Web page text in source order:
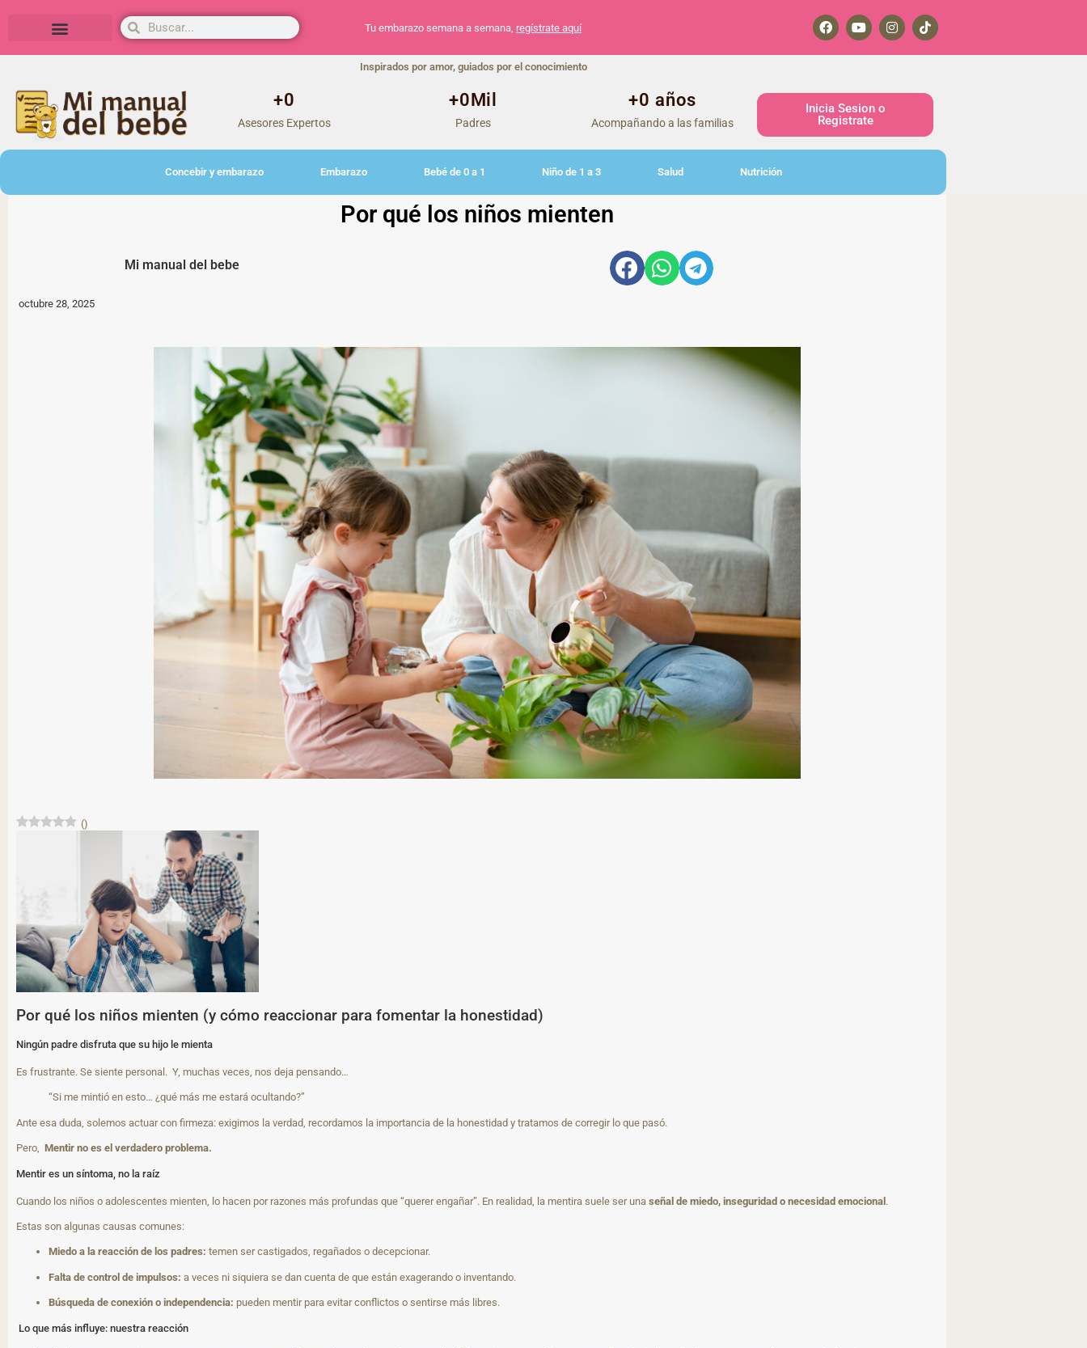
Tu embarazo semana a semana, regístrate aquí
Inspirados por amor, guiados por el conocimiento
Asesores Expertos
+0
Padres
+0Mil
Acompañando a las familias
+0 años
Inicia Sesion o
Registrate
Concebir y embarazo Embarazo Bebé de 0 a 1 Niño de 1 a 3 Salud Nutrición
Por qué los niños mienten
Mi manual del bebe
octubre 28, 2025
()
Por qué los niños mienten (y cómo reaccionar para fomentar la honestidad)
Ningún padre disfruta que su hijo le mienta
Es frustrante. Se siente personal. Y, muchas veces, nos deja pensando…
“Si me mintió en esto… ¿qué más me estará ocultando?”
Ante esa duda, solemos actuar con firmeza: exigimos la verdad, recordamos la importancia de la honestidad y tratamos de corregir lo que pasó.
Pero, Mentir no es el verdadero problema.
Mentir es un síntoma, no la raíz
Cuando los niños o adolescentes mienten, lo hacen por razones más profundas que “querer engañar”. En realidad, la mentira suele ser una señal de miedo, inseguridad o necesidad emocional.
Estas son algunas causas comunes:
Miedo a la reacción de los padres: temen ser castigados, regañados o decepcionar.
Falta de control de impulsos: a veces ni siquiera se dan cuenta de que están exagerando o inventando.
Búsqueda de conexión o independencia: pueden mentir para evitar conflictos o sentirse más libres.
Lo que más influye: nuestra reacción